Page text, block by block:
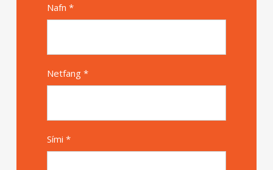
Nafn *
Netfang *
Sími *